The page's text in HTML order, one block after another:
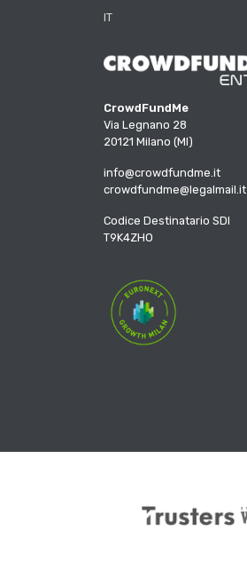
IT
CrowdFundMe
Via Legnano 28
20121 Milano (MI)
info@crowdfundme.it
crowdfundme@legalmail.it
Codice Destinatario SDI
T9K4ZHO